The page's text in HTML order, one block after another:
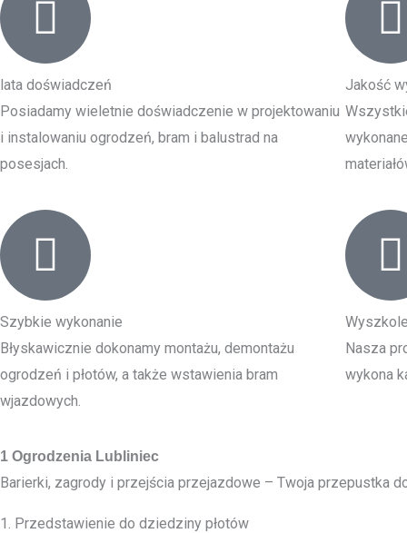
lata doświadczeń
Posiadamy wieletnie doświadczenie w projektowaniu
i instalowaniu ogrodzeń, bram i balustrad na
posesjach.
Szybkie wykonanie
Błyskawicznie dokonamy montażu, demontażu
ogrodzeń i płotów, a także wstawienia bram
wjazdowych.
Jakość
Nasza
wykona
1 Ogrodzenia Lubliniec
Barierki, zagrody i przejścia przejazdowe – Twoja przepustka
1. Przedstawienie do dziedziny płotów